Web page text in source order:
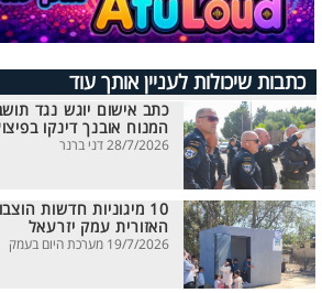
כתבות שיכולות לעניין אותך עוד
כתב אישום יוגש נגד
המנוח אובנך דינקו
28/7/2026 דני ברנר
10 מיגוניות חדשות
האזורית עמק יזרעאל
19/7/2026 מערכת היום בעמק